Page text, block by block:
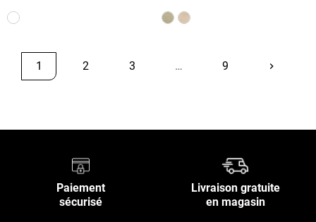
1 2 3 … 9 keyboard_arrow_rightSuivant
Paiement
sécurisé
Livraison gratuite
en magasin